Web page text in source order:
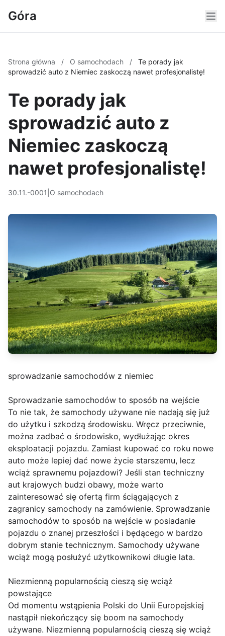
Góra
Strona główna / O samochodach /
Te porady jak
sprowadzić auto z Niemiec zaskoczą nawet profesjonalistę!
Te porady jak
sprowadzić auto z
Niemiec zaskoczą
nawet profesjonalistę!
30.11.-0001 O samochodach
sprowadzanie samochodów z niemiec
Sprowadzanie samochodów to sposób na wejście
To nie tak, że samochody używane nie nadają się już
do użytku i szkodzą środowisku. Wręcz przeciwnie,
można zadbać o środowisko, wydłużając okres
eksploatacji pojazdu. Zamiast kupować co roku nowe
auto może lepiej dać nowe życie starszemu, lecz
wciąż sprawnemu pojazdowi? Jeśli stan techniczny
aut krajowych budzi obawy, może warto
zainteresować się ofertą firm ściągających z
zagranicy samochody na zamówienie. Sprowadzanie
samochodów to sposób na wejście w posiadanie
pojazdu o znanej przeszłości i będącego w bardzo
dobrym stanie technicznym. Samochody używane
wciąż mogą posłużyć użytkownikowi długie lata.
Niezmienną popularnością cieszą się wciąż
powstające
Od momentu wstąpienia Polski do Unii Europejskiej
nastąpił niekończący się boom na samochody
używane. Niezmienną popularnością cieszą się wciąż